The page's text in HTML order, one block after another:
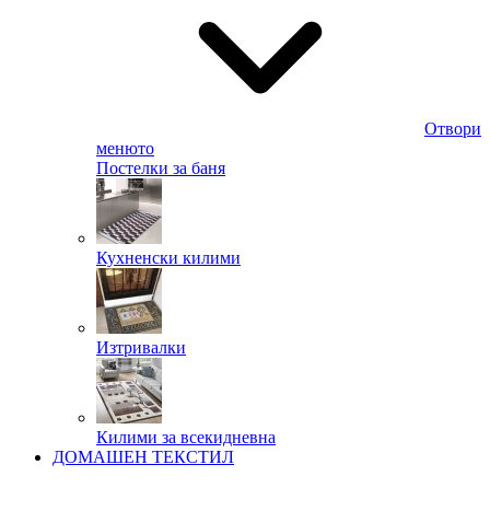
Отвори
менюто
Постелки за баня
Кухненски килими
Изтривалки
Килими за всекидневна
ДОМАШЕН ТЕКСТИЛ